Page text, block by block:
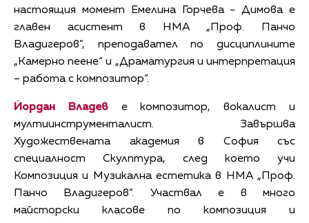
настоящия момент Емелина Горчева - Димова е
главен асистент в НМА „Проф. Панчо
Владигеров”, преподавател по дисциплините
„Камерно пеене“ и „Драматургия и интерпретация
– работа с композитор“.
Йордан Владеве композитор, вокалист и
мултиинструменталист. Завършва
Художествената академия в София със
специалност Скулптура, след което учи
Композиция и Музикална естетика в НМА „Проф.
Панчо Владигеров”. Участвал е в много
майсторски класове по композиция и